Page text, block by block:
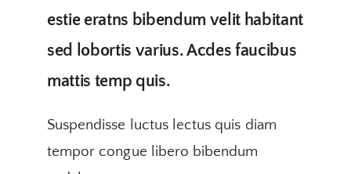
estie eratns bibendum velit habitant
sed lobortis varius. Acdes faucibus
mattis temp quis.
Suspendisse luctus lectus quis diam
tempor congue libero bibendum